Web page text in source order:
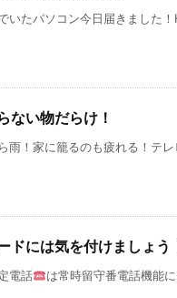
いたパソコン今日届きました
ない物だらけ！
雨！家に籠るのも疲れる！テ
ドには気を付けましょう
電話 は常時留守番電話機能